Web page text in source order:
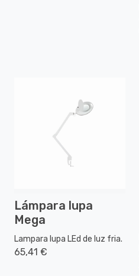
Lámpara lupa
Mega
Lampara lupa LEd de luz fria.
65,41 €